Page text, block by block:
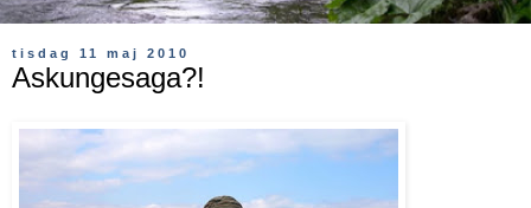
tisdag 11 maj 2010
Askungesaga?!